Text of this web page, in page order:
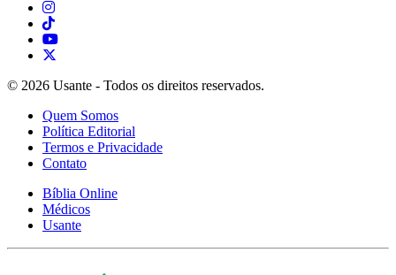
© 2026 Usante - Todos os direitos reservados.
Quem Somos
Política Editorial
Termos e Privacidade
Contato
Bíblia Online
Médicos
Usante